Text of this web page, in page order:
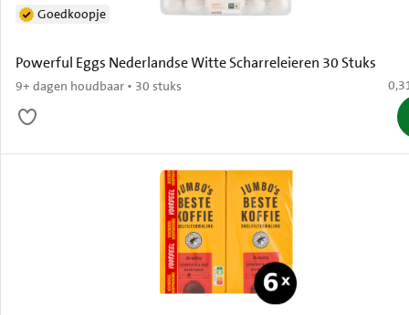
Powerful Eggs Nederlandse Witte Scharreleieren 30 Stuks
9+ dagen houdbaar • 30 stuks
Goedkoopje
€